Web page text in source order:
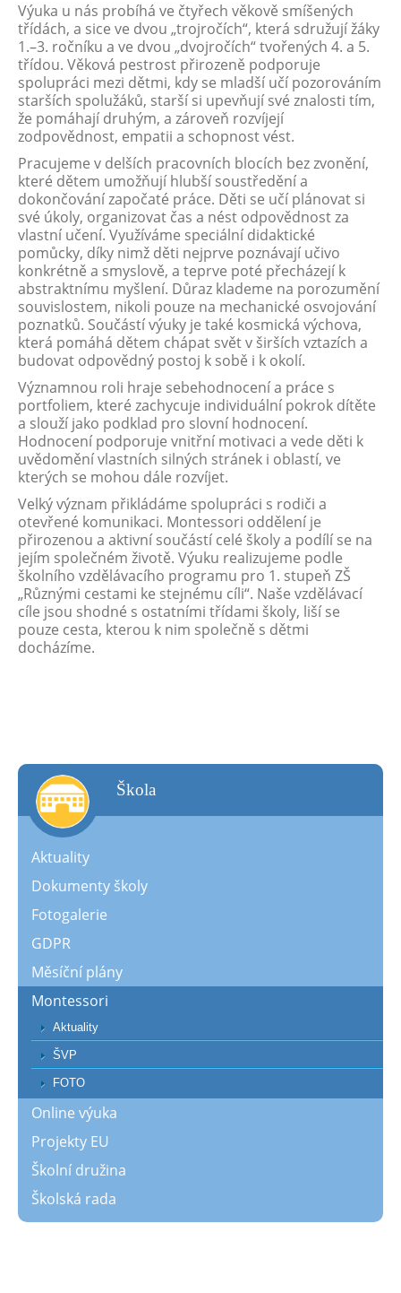
Výuka u nás probíhá ve čtyřech věkově smíšených
třídách, a sice ve dvou „trojročích“, která sdružují žáky
1.–3. ročníku a ve dvou „dvojročích“ tvořených 4. a 5.
třídou. Věková pestrost přirozeně podporuje
spolupráci mezi dětmi, kdy se mladší učí pozorováním
starších spolužáků, starší si upevňují své znalosti tím,
že pomáhají druhým, a zároveň rozvíjejí
zodpovědnost, empatii a schopnost vést.
Pracujeme v delších pracovních blocích bez zvonění,
které dětem umožňují hlubší soustředění a
dokončování započaté práce. Děti se učí plánovat si
své úkoly, organizovat čas a nést odpovědnost za
vlastní učení. Využíváme speciální didaktické
pomůcky, díky nimž děti nejprve poznávají učivo
konkrétně a smyslově, a teprve poté přecházejí k
abstraktnímu myšlení. Důraz klademe na porozumění
souvislostem, nikoli pouze na mechanické osvojování
poznatků. Součástí výuky je také kosmická výchova,
která pomáhá dětem chápat svět v širších vztazích a
budovat odpovědný postoj k sobě i k okolí.
Významnou roli hraje sebehodnocení a práce s
portfoliem, které zachycuje individuální pokrok dítěte
a slouží jako podklad pro slovní hodnocení.
Hodnocení podporuje vnitřní motivaci a vede děti k
uvědomění vlastních silných stránek i oblastí, ve
kterých se mohou dále rozvíjet.
Velký význam přikládáme spolupráci s rodiči a
otevřené komunikaci. Montessori oddělení je
přirozenou a aktivní součástí celé školy a podílí se na
jejím společném životě. Výuku realizujeme podle
školního vzdělávacího programu pro 1. stupeň ZŠ
„Různými cestami ke stejnému cíli“. Naše vzdělávací
cíle jsou shodné s ostatními třídami školy, liší se
pouze cesta, kterou k nim společně s dětmi
docházíme.
škola
Aktuality
Dokumenty školy
Fotogalerie
GDPR
Měsíční plány
Montessori
Aktuality
ŠVP
FOTO
Online výuka
Projekty EU
Školní družina
Školská rada